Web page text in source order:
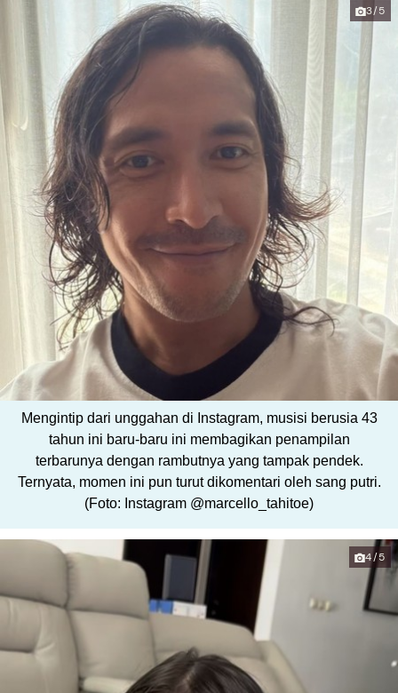
3/5
Mengintip dari unggahan di Instagram, musisi berusia 43
tahun ini baru-baru ini membagikan penampilan
terbarunya dengan rambutnya yang tampak pendek.
Ternyata, momen ini pun turut dikomentari oleh sang putri.
(Foto: Instagram @marcello_tahitoe)
4/5